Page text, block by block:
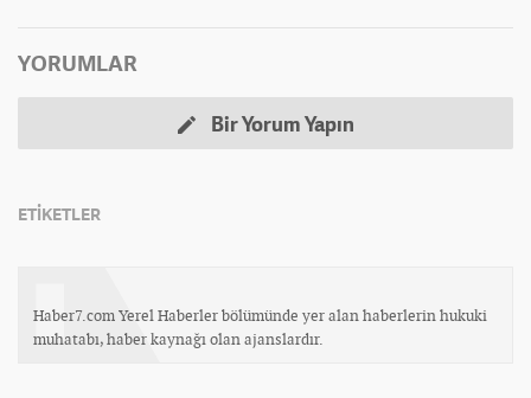
YORUMLAR
Bir Yorum Yapın
ETİKETLER
Haber7.com Yerel Haberler bölümünde yer alan haberlerin hukuki
muhatabı, haber kaynağı olan ajanslardır.